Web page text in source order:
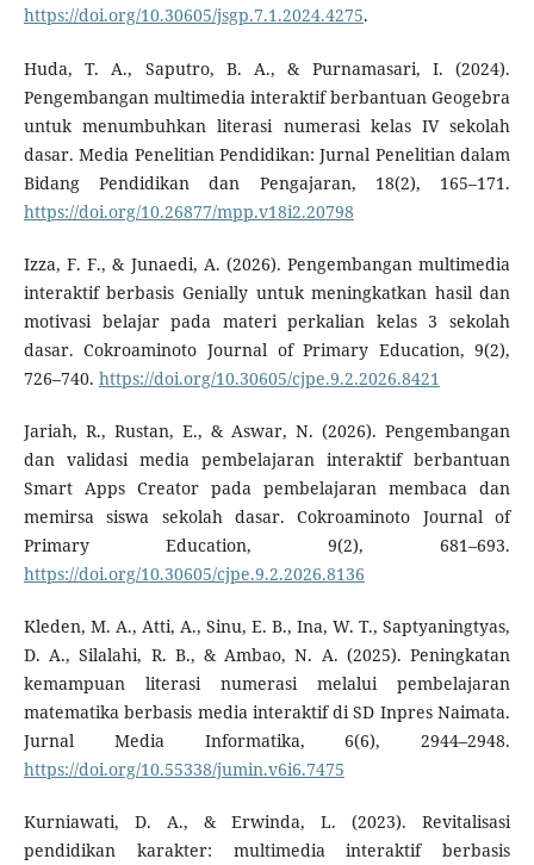
https://doi.org/10.30605/jsgp.7.1.2024.4275.
Huda, T. A., Saputro, B. A., & Purnamasari, I. (2024).
Pengembangan multimedia interaktif berbantuan Geogebra
untuk menumbuhkan literasi numerasi kelas IV sekolah
dasar. Media Penelitian Pendidikan: Jurnal Penelitian dalam
Bidang Pendidikan dan Pengajaran, 18(2), 165–171.
https://doi.org/10.26877/mpp.v18i2.20798
Izza, F. F., & Junaedi, A. (2026). Pengembangan multimedia
interaktif berbasis Genially untuk meningkatkan hasil dan
motivasi belajar pada materi perkalian kelas 3 sekolah
dasar. Cokroaminoto Journal of Primary Education, 9(2),
726–740. https://doi.org/10.30605/cjpe.9.2.2026.8421
Jariah, R., Rustan, E., & Aswar, N. (2026). Pengembangan
dan validasi media pembelajaran interaktif berbantuan
Smart Apps Creator pada pembelajaran membaca dan
memirsa siswa sekolah dasar. Cokroaminoto Journal of
Primary Education, 9(2), 681–693.
https://doi.org/10.30605/cjpe.9.2.2026.8136
Kleden, M. A., Atti, A., Sinu, E. B., Ina, W. T., Saptyaningtyas,
D. A., Silalahi, R. B., & Ambao, N. A. (2025). Peningkatan
kemampuan literasi numerasi melalui pembelajaran
matematika berbasis media interaktif di SD Inpres Naimata.
Jurnal Media Informatika, 6(6), 2944–2948.
https://doi.org/10.55338/jumin.v6i6.7475
Kurniawati, D. A., & Erwinda, L. (2023). Revitalisasi
pendidikan karakter: multimedia interaktif berbasis